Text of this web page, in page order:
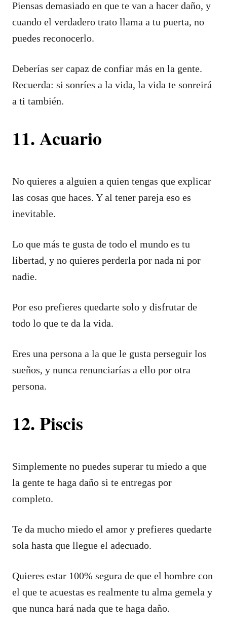
Piensas demasiado en que te van a hacer daño, y
cuando el verdadero trato llama a tu puerta, no
puedes reconocerlo.
Deberías ser capaz de confiar más en la gente.
Recuerda: si sonríes a la vida, la vida te sonreirá
a ti también.
11. Acuario
No quieres a alguien a quien tengas que explicar
las cosas que haces. Y al tener pareja eso es
inevitable.
Lo que más te gusta de todo el mundo es tu
libertad, y no quieres perderla por nada ni por
nadie.
Por eso prefieres quedarte solo y disfrutar de
todo lo que te da la vida.
Eres una persona a la que le gusta perseguir los
sueños, y nunca renunciarías a ello por otra
persona.
12. Piscis
Simplemente no puedes superar tu miedo a que
la gente te haga daño si te entregas por
completo.
Te da mucho miedo el amor y prefieres quedarte
sola hasta que llegue el adecuado.
Quieres estar 100% segura de que el hombre con
el que te acuestas es realmente tu alma gemela y
que nunca hará nada que te haga daño.